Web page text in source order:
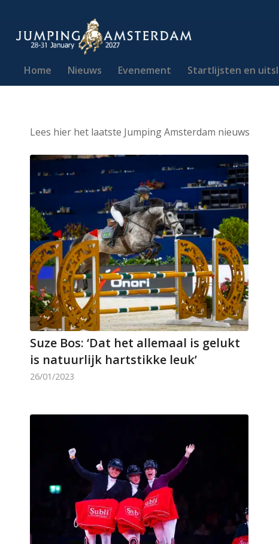
Home Nieuws Evenement Startlijsten en
Lees hier het laatste Jumping Amsterdam nieuws
Suze Bos: ‘Dat het allemaal is gelukt
is natuurlijk hartstikke leuk’
26/01/2023